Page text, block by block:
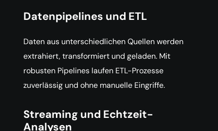
Datenpipelines und ETL
Daten aus unterschiedlichen Quellen werden
extrahiert, transformiert und geladen. Mit
robusten Pipelines laufen ETL-Prozesse
zuverlässig und ohne manuelle Eingriffe.
Streaming und Echtzeit-
Analysen